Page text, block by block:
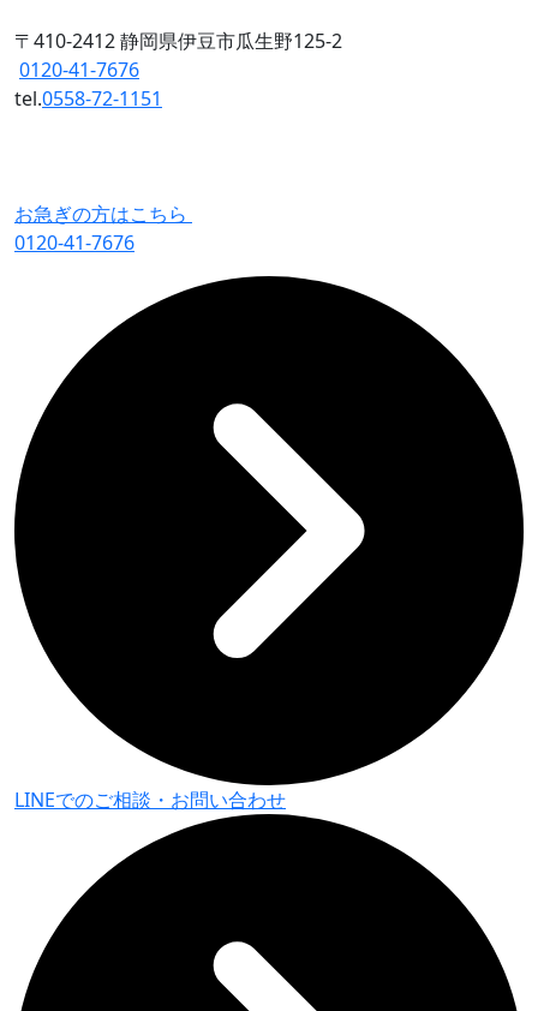
〒410-2412 静岡県伊豆市瓜生野125-2
0120-41-7676
tel.0558-72-1151
お急ぎの方はこちら
0120-41-7676
LINEでのご相談・ お問い合わせ